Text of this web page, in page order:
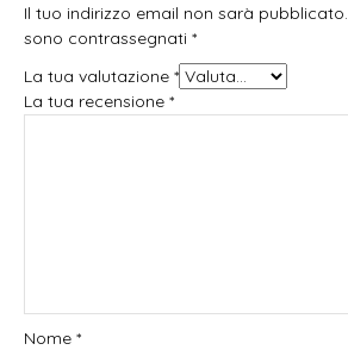
Il tuo indirizzo email non sarà pubblicato.
sono contrassegnati *
La tua valutazione *
La tua recensione *
Nome *